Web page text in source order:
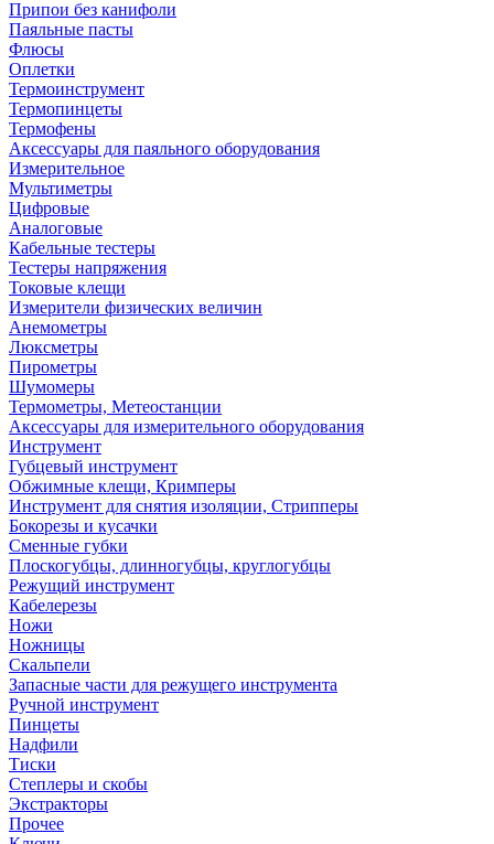
Припои без канифоли
Паяльные пасты
Флюсы
Оплетки
Термоинструмент
Термопинцеты
Термофены
Аксессуары для паяльного оборудования
Измерительное
Мультиметры
Цифровые
Аналоговые
Кабельные тестеры
Тестеры напряжения
Токовые клещи
Измерители физических величин
Анемометры
Люксметры
Пирометры
Шумомеры
Термометры, Метеостанции
Аксессуары для измерительного оборудования
Инструмент
Губцевый инструмент
Обжимные клещи, Кримперы
Инструмент для снятия изоляции, Стрипперы
Бокорезы и кусачки
Сменные губки
Плоскогубцы, длинногубцы, круглогубцы
Режущий инструмент
Кабелерезы
Ножи
Ножницы
Скальпели
Запасные части для режущего инструмента
Ручной инструмент
Пинцеты
Надфили
Тиски
Степлеры и скобы
Экстракторы
Прочее